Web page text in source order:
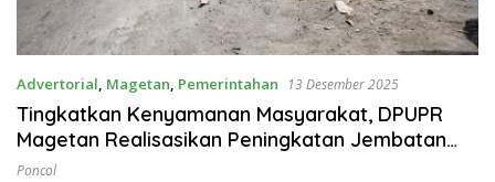
Advertorial, Magetan, Pemerintahan 13 Desember 2025
Tingkatkan Kenyamanan Masyarakat, DPUPR
Magetan Realisasikan Peningkatan Jembatan
Plangkrongan
Poncol